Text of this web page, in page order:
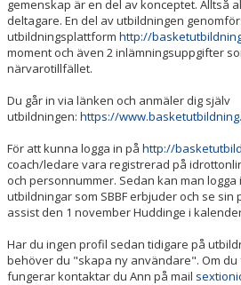
gemenskap är en del av konceptet. Alltså
deltagare. En del av utbildningen
utbildningsplattform http://
moment och även 2 inlämningsuppgifter
närvarotillfället.
Du går in via länken och anmäler dig själv
utbildningen: https://
För att kunna logga in på http://
coach/ledare vara registrerad på
och personnummer. Sedan kan man logga
utbildningar som SBBF erbjuder och se
assist den 1 november Huddinge i
Har du ingen profil sedan tidigare på
behöver du "skapa ny användare". Om
fungerar kontaktar du Ann på mail